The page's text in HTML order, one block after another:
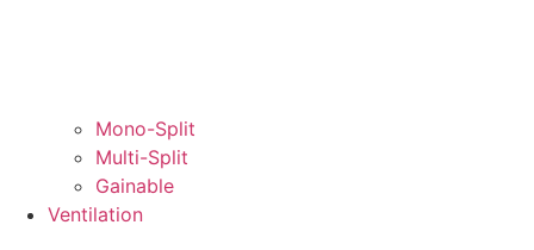
Mono-Split
Multi-Split
Gainable
Ventilation